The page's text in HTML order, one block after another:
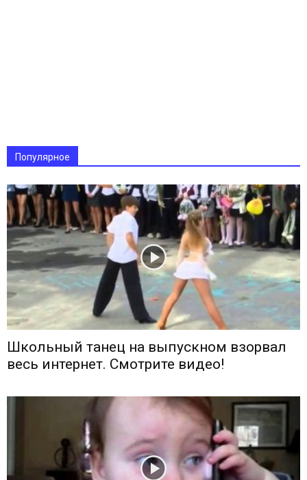
Популярное
Школьный танец на выпускном взорвал
весь интернет. Смотрите видео!